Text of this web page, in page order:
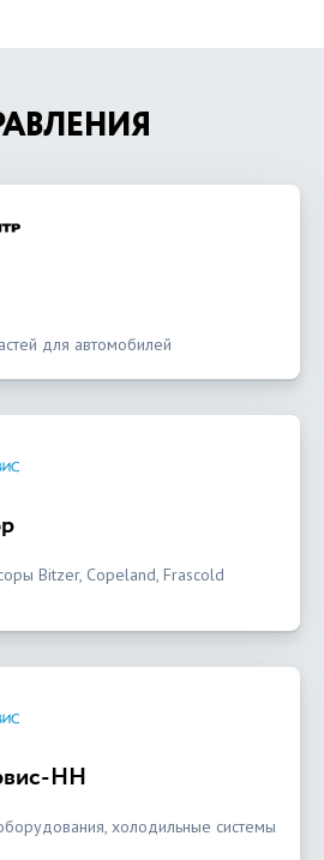
для автомобилей
Bitzer, Copeland, Frascold
НН
холодильные системы